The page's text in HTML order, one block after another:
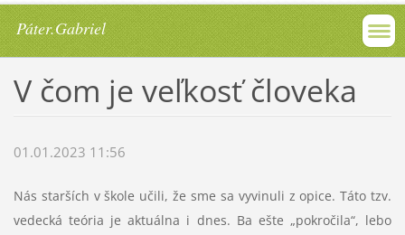
Páter.Gabriel
V čom je veľkosť človeka
01.01.2023 11:56
Nás starších v škole učili, že sme sa vyvinuli z opice. Táto tzv.
vedecká teória je aktuálna i dnes. Ba ešte „pokročila“, lebo